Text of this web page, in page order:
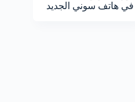
في هاتف سوني الجديد